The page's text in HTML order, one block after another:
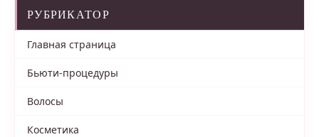
РУБРИКАТОР
Главная страница
Бьюти-процедуры
Волосы
Косметика